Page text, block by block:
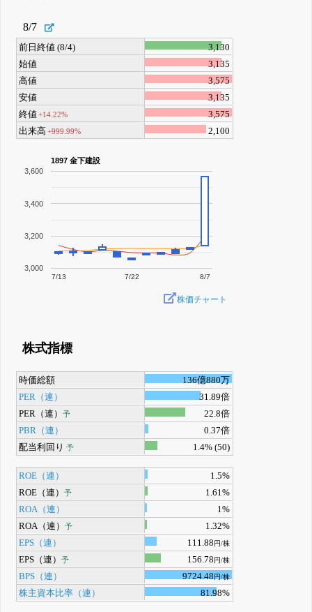
8/7
前日終値 (8/4)
3,130
始値
3,135
高値
3,575
安値
3,135
終値+14.22%
3,575
出来高+999.99% 2,100
1897 金下建設
7/13 7/22 8/7
3,000
3,200
3,400
3,600
株価チャート
株式指標
時価総額
136億880万
PER（連）
31.89倍
PER（連）予
22.8倍
PBR（連）
0.37倍
配当利回り 予 1.4% (50)
ROE（連）
1.5%
ROE（連）予
1.61%
ROA（連）
1%
ROA（連）予
1.32%
EPS（連）
111.88円/株
EPS（連）予 156.78円/株
BPS（連） 9724.48円/株
株主資本比率（連） 81.98%